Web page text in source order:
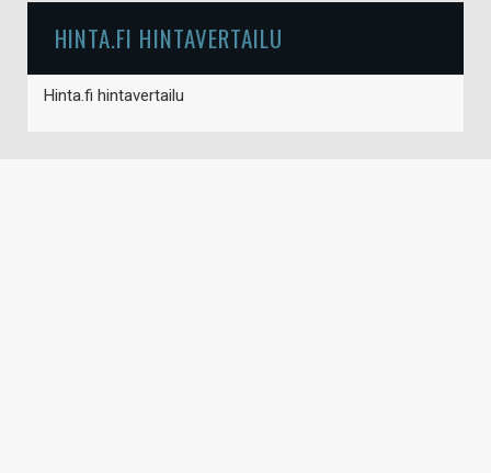
HINTA.FI HINTAVERTAILU
Hinta.fi hintavertailu